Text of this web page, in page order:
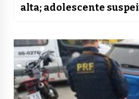
alta; adolescente